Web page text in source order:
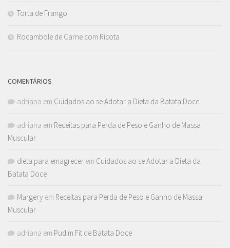
Torta de Frango
Rocambole de Carne com Ricota
COMENTÁRIOS
adriana em Cuidados ao se Adotar a Dieta da Batata Doce
adriana em Receitas para Perda de Peso e Ganho de Massa
Muscular
dieta para emagrecer em Cuidados ao se Adotar a Dieta da
Batata Doce
Margery em Receitas para Perda de Peso e Ganho de Massa
Muscular
adriana em Pudim Fit de Batata Doce